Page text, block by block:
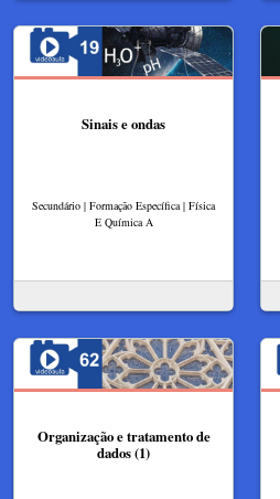
Sinais e ondas
Secundário | Formação Específica | Física
E Química A
Organização e tratamento de
dados (1)